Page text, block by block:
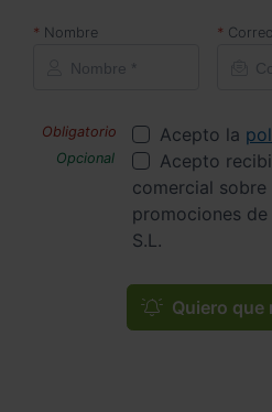
Nombre
Acepto la
Acepto
comercial
promociones de
S.L.
Quiero que